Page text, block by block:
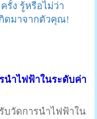
รั้ง รู้หรือไม่ว่า
ดมาจากตัวคุณ!
นำไฟฟ้าในระดับค่า
บวัดการนำไฟฟ้าใน